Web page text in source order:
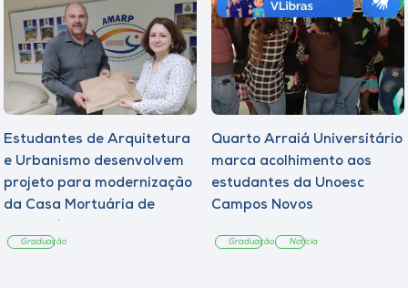
Estudantes de Arquitetura
e Urbanismo desenvolvem
projeto para modernização
da Casa Mortuária de
Graduação
Quarto Arraiá Universitário
marca acolhimento aos
estudantes da Unoesc
Campos Novos
Graduação Notícia